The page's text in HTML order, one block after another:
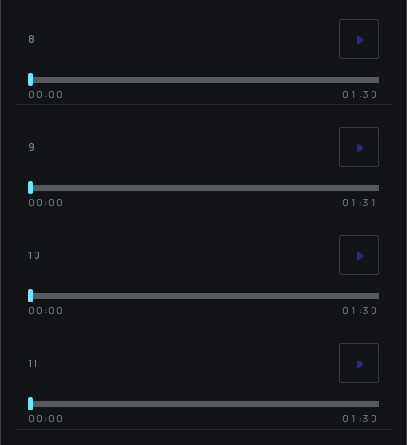
8
00:00 01:30
9
00:00 01:31
10
00:00 01:30
11
00:00 01:30